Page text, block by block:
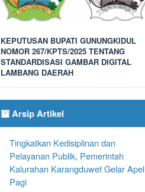
KEPUTUSAN BUPATI GUNUNGKIDUL
NOMOR 267/KPTS/2025 TENTANG
STANDARDISASI GAMBAR DIGITAL
LAMBANG DAERAH
Arsip Artikel
Tingkatkan Kedisiplinan dan
Pelayanan Publik, Pemerintah
Kalurahan Karangduwet Gelar Apel
Pagi